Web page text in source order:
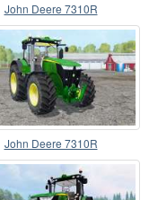
John Deere 7310R
John Deere 7310R